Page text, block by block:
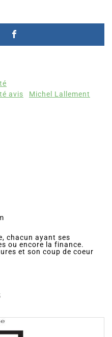
avis
Michel Lallement
chacun ayant ses
ou encore la finance.
et son coup de coeur